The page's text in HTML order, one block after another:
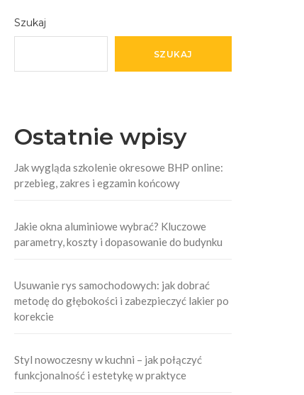
Szukaj
SZUKAJ
Ostatnie wpisy
Jak wygląda szkolenie okresowe BHP online:
przebieg, zakres i egzamin końcowy
Jakie okna aluminiowe wybrać? Kluczowe
parametry, koszty i dopasowanie do budynku
Usuwanie rys samochodowych: jak dobrać
metodę do głębokości i zabezpieczyć lakier po
korekcie
Styl nowoczesny w kuchni – jak połączyć
funkcjonalność i estetykę w praktyce